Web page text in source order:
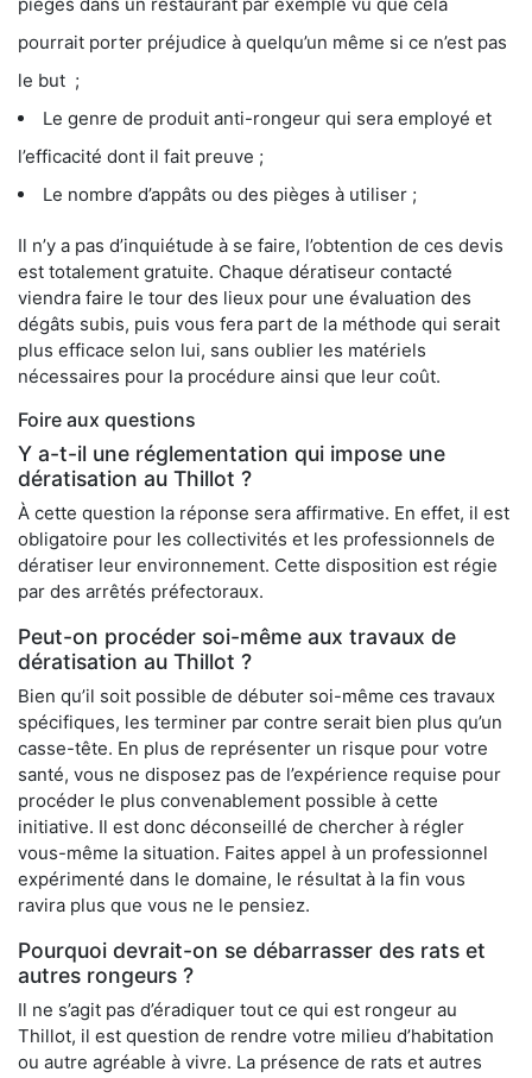
pièges dans un restaurant par exemple vu que cela
pourrait porter préjudice à quelqu’un même si ce n’est pas
le but ;
Le genre de produit anti-rongeur qui sera employé et
l’efficacité dont il fait preuve ;
Le nombre d’appâts ou des pièges à utiliser ;
Il n’y a pas d’inquiétude à se faire, l’obtention de ces devis
est totalement gratuite. Chaque dératiseur contacté
viendra faire le tour des lieux pour une évaluation des
dégâts subis, puis vous fera part de la méthode qui serait
plus efficace selon lui, sans oublier les matériels
nécessaires pour la procédure ainsi que leur coût.
Foire aux questions
Y a-t-il une réglementation qui impose une
dératisation au Thillot ?
À cette question la réponse sera affirmative. En effet, il est
obligatoire pour les collectivités et les professionnels de
dératiser leur environnement. Cette disposition est régie
par des arrêtés préfectoraux.
Peut-on procéder soi-même aux travaux de
dératisation au Thillot ?
Bien qu’il soit possible de débuter soi-même ces travaux
spécifiques, les terminer par contre serait bien plus qu’un
casse-tête. En plus de représenter un risque pour votre
santé, vous ne disposez pas de l’expérience requise pour
procéder le plus convenablement possible à cette
initiative. Il est donc déconseillé de chercher à régler
vous-même la situation. Faites appel à un professionnel
expérimenté dans le domaine, le résultat à la fin vous
ravira plus que vous ne le pensiez.
Pourquoi devrait-on se débarrasser des rats et
autres rongeurs ?
Il ne s’agit pas d’éradiquer tout ce qui est rongeur au
Thillot, il est question de rendre votre milieu d’habitation
ou autre agréable à vivre. La présence de rats et autres